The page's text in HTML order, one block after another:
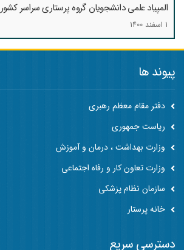
المپیاد علمی دانشجویان گروه پرستاری سراسر کشور
1 اسفند 1400
پیوند ها
دفتر مقام معظم رهبری
ریاست جمهوری
وزارت بهداشت ، درمان و آموزش
وزارت تعاون کار و رفاه اجتماعی
سازمان نظام پزشکی
خانه پرستار
دسترسی سریع